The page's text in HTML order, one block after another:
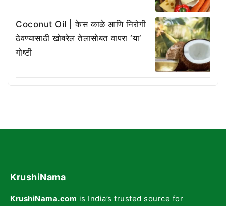
Coconut Oil | केस काळे आणि निरोगी
ठेवण्यासाठी खोबरेल तेलासोबत वापरा ‘या’
गोष्टी
KrushiNama
KrushiNama.com is India’s trusted source for